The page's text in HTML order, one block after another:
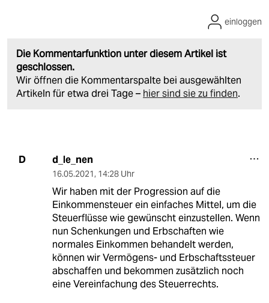
Die Kommentarfunktion unter diesem Artikel ist
geschlossen.
Wir öffnen die Kommentarspalte bei ausgewählten
Artikeln für etwa drei Tage – hier sind sie zu finden.
einloggen
D d_le_nen
16.05.2021, 14:28 Uhr
Wir haben mit der Progression auf die
Einkommensteuer ein einfaches Mittel, um die
Steuerflüsse wie gewünscht einzustellen. Wenn
nun Schenkungen und Erbschaften wie
normales Einkommen behandelt werden,
können wir Vermögens- und Erbschaftssteuer
abschaffen und bekommen zusätzlich noch
eine Vereinfachung des Steuerrechts.